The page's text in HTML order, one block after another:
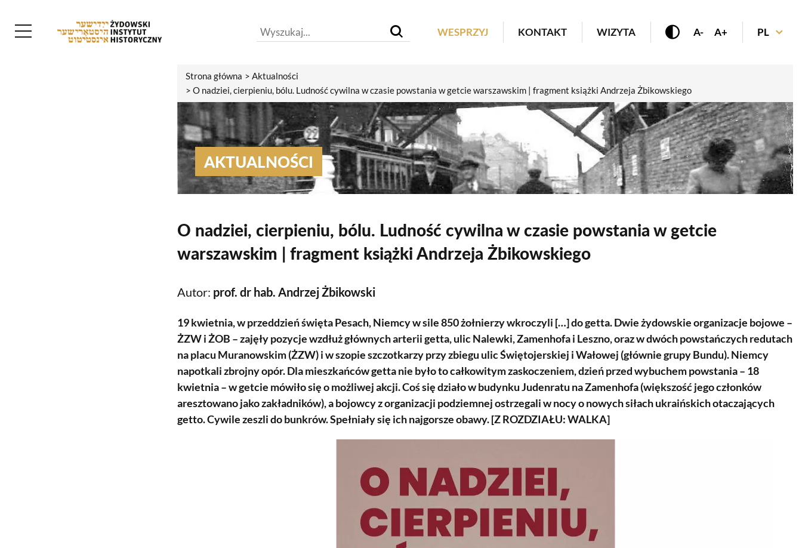
Header Menu
WESPRZYJ KONTAKT WIZYTA A- A+ PL
Strona główna
Aktualności
O nadziei, cierpieniu, bólu. Ludność cywilna w czasie powstania w getcie warszawskim | fragment książki Andrzeja Żbikowskiego
AKTUALNOŚCI
O nadziei, cierpieniu, bólu. Ludność cywilna w czasie powstania w getcie
warszawskim | fragment książki Andrzeja Żbikowskiego
Autor: prof. dr hab. Andrzej Żbikowski
19 kwietnia, w przeddzień święta Pesach, Niemcy w sile 850 żołnierzy wkroczyli […] do getta. Dwie żydowskie organizacje bojowe –
ŻZW i ŻOB – zajęły pozycje wzdłuż głównych arterii getta, ulic Nalewki, Zamenhofa i Leszno, oraz w dwóch powstańczych redutach
na placu Muranowskim (ŻZW) i w szopie szczotkarzy przy zbiegu ulic Świętojerskiej i Wałowej (głównie grupy Bundu). Niemcy
napotkali zbrojny opór. Dla mieszkańców getta nie było to całkowitym zaskoczeniem, dzień przed wybuchem powstania – 18
kwietnia – w getcie mówiło się o możliwej akcji. Coś się działo w budynku Judenratu na Zamenhofa (większość jego członków
aresztowano jako zakładników), a bojowcy z organizacji podziemnej ostrzegali w nocy o nowych siłach ukraińskich otaczających
getto. Cywile zeszli do bunkrów. Spełniały się ich najgorsze obawy. [Z ROZDZIAŁU: WALKA]